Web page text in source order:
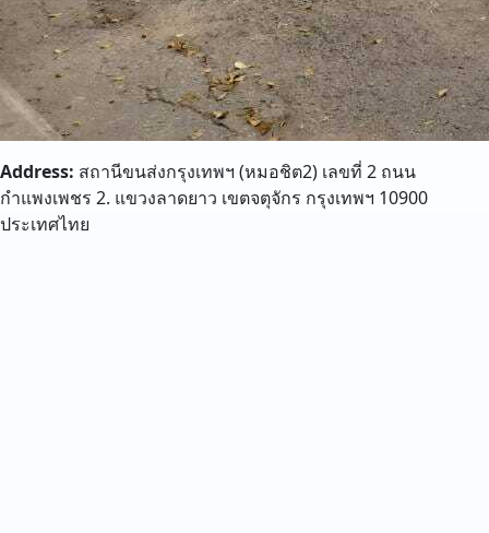
Address: สถานีขนส่งกรุงเทพฯ (หมอชิต2) เลขที่ 2 ถนน
กำแพงเพชร 2. แขวงลาดยาว เขตจตุจักร กรุงเทพฯ 10900
ประเทศไทย